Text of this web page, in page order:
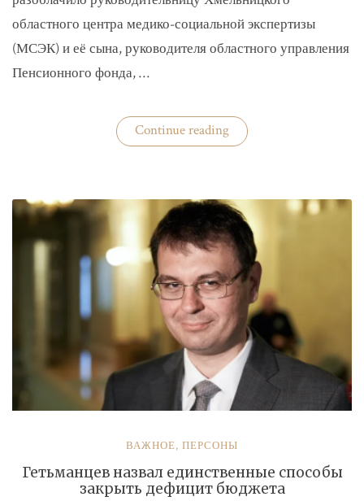
областного центра медико-социальной экспертизы
(МСЭК) и её сына, руководителя областного управления
Пенсионного фонда, …
Continue reading«В
Хмельницком
сын
зарабатывали
на
уклонистах»
ВАЖНОЕ, ПЕРСОНЫ
Гетьманцев назвал единственные способы
закрыть дефицит бюджета